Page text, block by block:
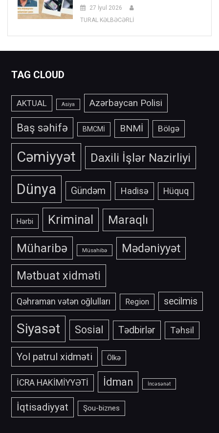
27 İyul 2026
TURAL KƏLBƏCƏRLİ
TAG CLOUD
AKTUAL Asiya Azərbaycan Polisi
Baş səhifə BMCMİ BNMİ Bölgə
Cəmiyyət Daxili İşlər Nazirliyi
Dünya Gündəm Hadisə Hüquq
Hərbi Kriminal Maraqlı
Müharibə Müsahibə
Mədəniyyət
Mətbuat xidməti
Qəhraman vətən oğlulları Region secilmis
Siyasət Sosial Tədbirlər Təhsil
Yol patrul xidməti Ölkə
İCRA HAKİMİYYƏTİ İdman İncəsənət
İqtisadiyyat Şou-biznes